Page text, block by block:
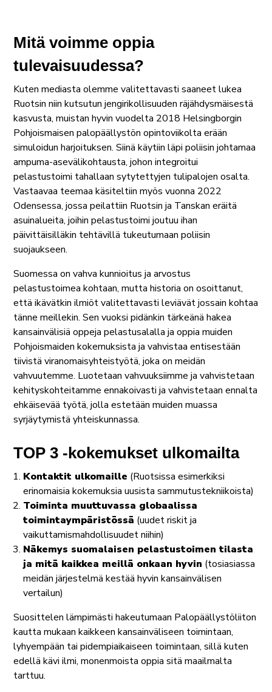
Mitä voimme oppia
tulevaisuudessa?
Kuten mediasta olemme valitettavasti saaneet lukea
Ruotsin niin kutsutun jengirikollisuuden räjähdysmäisestä
kasvusta, muistan hyvin vuodelta 2018 Helsingborgin
Pohjoismaisen palopäällystön opintoviikolta erään
simuloidun harjoituksen. Siinä käytiin läpi poliisin johtamaa
ampuma-asevälikohtausta, johon integroitui
pelastustoimi tahallaan sytytettyjen tulipalojen osalta.
Vastaavaa teemaa käsiteltiin myös vuonna 2022
Odensessa, jossa peilattiin Ruotsin ja Tanskan eräitä
asuinalueita, joihin pelastustoimi joutuu ihan
päivittäisilläkin tehtävillä tukeutumaan poliisin
suojaukseen.
Suomessa on vahva kunnioitus ja arvostus
pelastustoimea kohtaan, mutta historia on osoittanut,
että ikävätkin ilmiöt valitettavasti leviävät jossain kohtaa
tänne meillekin. Sen vuoksi pidänkin tärkeänä hakea
kansainvälisiä oppeja pelastusalalla ja oppia muiden
Pohjoismaiden kokemuksista ja vahvistaa entisestään
tiivistä viranomaisyhteistyötä, joka on meidän
vahvuutemme. Luotetaan vahvuuksiimme ja vahvistetaan
kehityskohteitamme ennakoivasti ja vahvistetaan ennalta
ehkäisevää työtä, jolla estetään muiden muassa
syrjäytymistä yhteiskunnassa.
TOP 3 -kokemukset ulkomailta
Kontaktit ulkomaille (Ruotsissa esimerkiksi
erinomaisia kokemuksia uusista sammutustekniikoista)
Toiminta muuttuvassa globaalissa
toimintaympäristössä (uudet riskit ja
vaikuttamismahdollisuudet niihin)
Näkemys suomalaisen pelastustoimen tilasta
ja mitä kaikkea meillä onkaan hyvin (tosiasiassa
meidän järjestelmä kestää hyvin kansainvälisen
vertailun)
Suosittelen lämpimästi hakeutumaan Palopäällystöliiton
kautta mukaan kaikkeen kansainväliseen toimintaan,
lyhyempään tai pidempiaikaiseen toimintaan, sillä kuten
edellä kävi ilmi, monenmoista oppia sitä maailmalta
tarttuu.